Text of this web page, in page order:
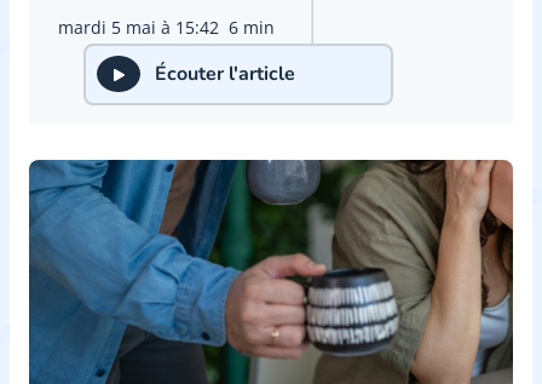
mardi 5 mai à 15:42 6 min
Écouter l'article